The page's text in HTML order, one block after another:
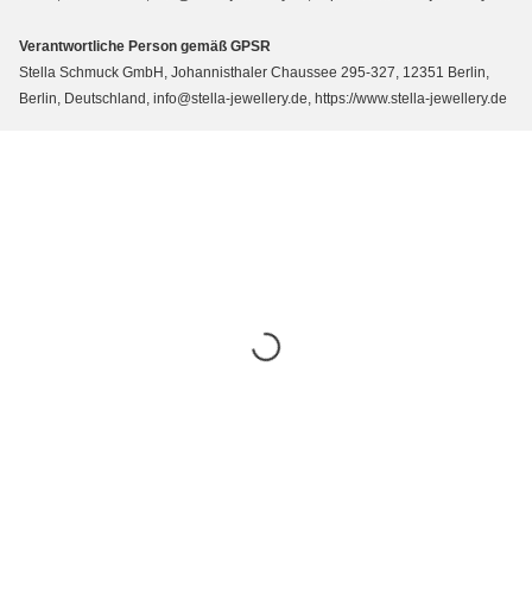
Verantwortliche Person gemäß GPSR
Stella Schmuck GmbH, Johannisthaler Chaussee 295-327, 12351 Berlin,
Berlin, Deutschland, info@stella-jewellery.de, https://www.stella-jewellery.de